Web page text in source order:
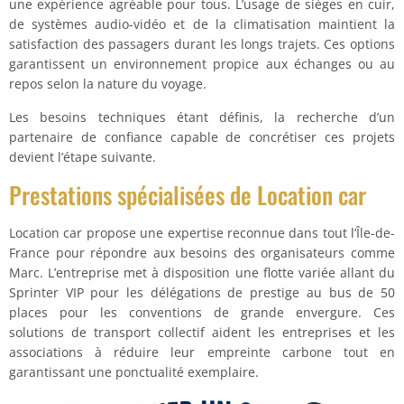
une expérience agréable pour tous. L’usage de sièges en cuir,
de systèmes audio-vidéo et de la climatisation maintient la
satisfaction des passagers durant les longs trajets. Ces options
garantissent un environnement propice aux échanges ou au
repos selon la nature du voyage.
Les besoins techniques étant définis, la recherche d’un
partenaire de confiance capable de concrétiser ces projets
devient l’étape suivante.
Prestations spécialisées de Location car
Location car propose une expertise reconnue dans tout l’Île-de-
France pour répondre aux besoins des organisateurs comme
Marc. L’entreprise met à disposition une flotte variée allant du
Sprinter VIP pour les délégations de prestige au bus de 50
places pour les conventions de grande envergure. Ces
solutions de transport collectif aident les entreprises et les
associations à réduire leur empreinte carbone tout en
garantissant une ponctualité exemplaire.